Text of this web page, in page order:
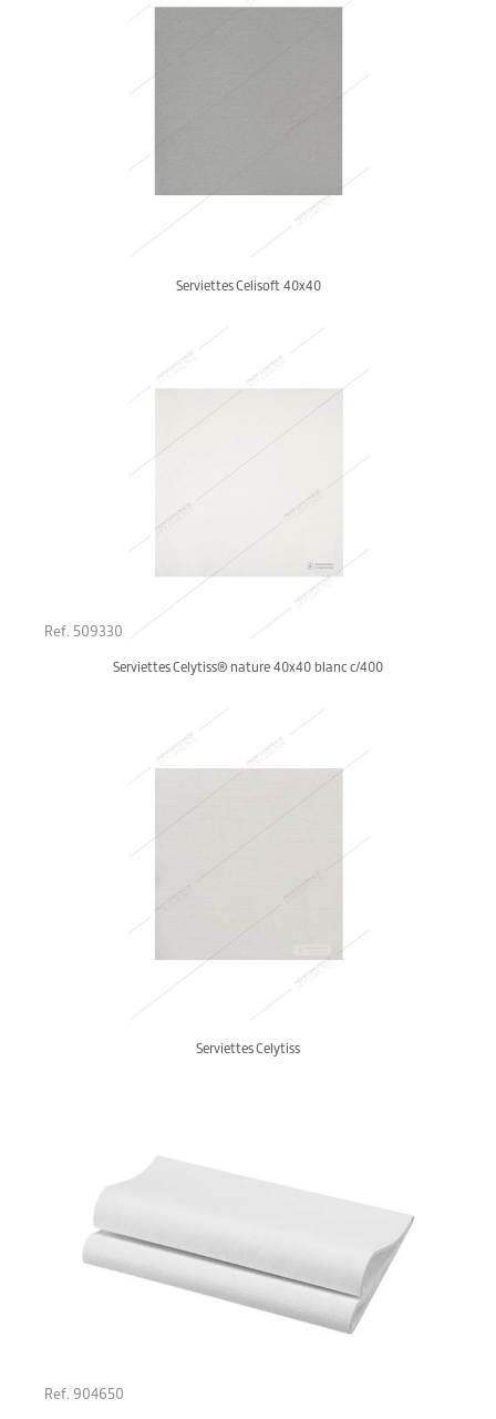
Serviettes Celisoft 40x40
Ref. 509330
Serviettes Celytiss® nature 40x40 blanc c/400
Serviettes Celytiss
Ref. 904650